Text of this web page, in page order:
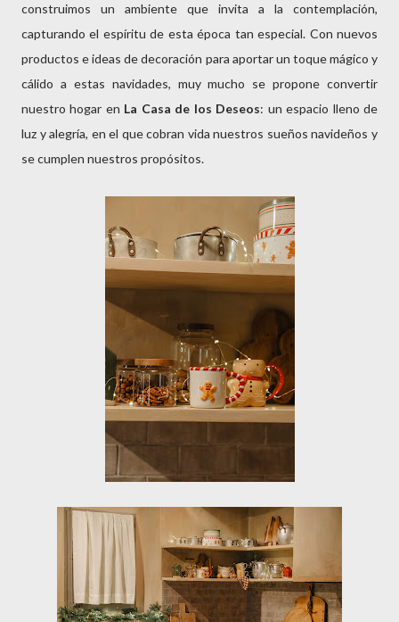
construimos un ambiente que invita a la contemplación,
capturando el espíritu de esta época tan especial. Con nuevos
productos e ideas de decoración para aportar un toque mágico y
cálido a estas navidades, muy mucho se propone convertir
nuestro hogar en La Casa de los Deseos: un espacio lleno de
luz y alegría, en el que cobran vida nuestros sueños navideños y
se cumplen nuestros propósitos.